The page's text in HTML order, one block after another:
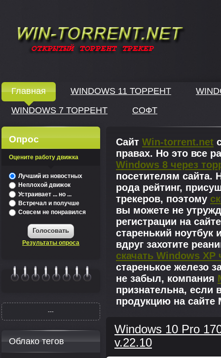
Главная WINDOWS 11 ТОРРЕНТ
WINDOWS 7 ТОРРЕНТ
СОФТ
Сайт Win-torrent.net
правах. Но это все
Windows 8 через
посетителям сайта.
рода рейтинг,
трекеров, поэтому
вы можете не
регистрации на
старенький
вдруг захотите
скачать Windows XP
старенькое железо
не забыл, компания
признательна, если
продукцию на сайте
Windows 10 Pro
v.22.10
Опрос
Оцените работу движка
Лучший из новостных
Неплохой движок
Устраивает ... но ...
Встречал и получше
Совсем не понравился
Голосовать
Результаты опроса
---
Облако тегов